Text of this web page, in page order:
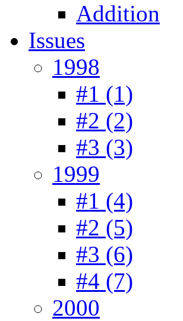
Addition
Issues
1998
#1 (1)
#2 (2)
#3 (3)
1999
#1 (4)
#2 (5)
#3 (6)
#4 (7)
2000